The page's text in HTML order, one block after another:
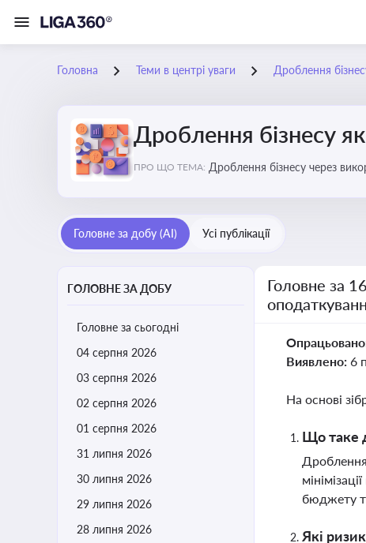
Головна Теми в центрі уваги Дроблення
Дроблення бізнесу
ПРО ЩО ТЕМА: Дроблення бізнесу через
Головне за добу (AI) Усі публікації
ГОЛОВНЕ ЗА ДОБУ
Головне за сьогодні
04 серпня 2026
03 серпня 2026
02 серпня 2026
01 серпня 2026
31 липня 2026
30 липня 2026
29 липня 2026
28 липня 2026
Головне за
Виявлено: 6
На основі
Що таке
бюджету
Які